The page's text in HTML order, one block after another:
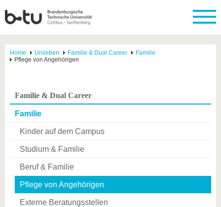
Home Unileben Familie & Dual Career
Familie
Pflege von Angehörigen
Familie & Dual Career
Familie
Kinder auf dem Campus
Studium & Familie
Beruf & Familie
Pflege von Angehörigen
Externe Beratungsstellen